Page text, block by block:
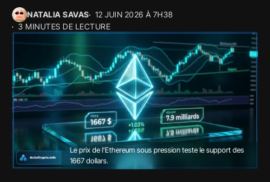
NATALIA SAVAS
12 JUIN 2026 À 7H38
3 MINUTES DE LECTURE
Le prix de l'Ethereum sous pression teste le support des
1667 dollars.